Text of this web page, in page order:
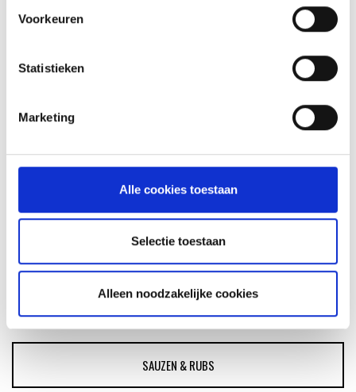
Voorkeuren
Statistieken
Marketing
Alle cookies toestaan
Selectie toestaan
Alleen noodzakelijke cookies
ASSORTIMENT
BARBECUE'S
ACCESSOIRES
SAUZEN & RUBS